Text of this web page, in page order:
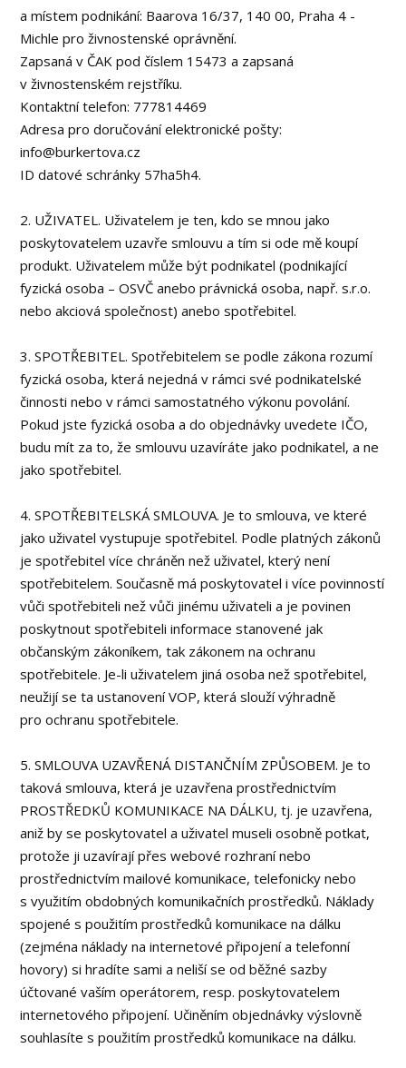
a místem podnikání: Baarova 16/37, 140 00, Praha 4 -
Michle pro živnostenské oprávnění.
Zapsaná v ČAK pod číslem 15473 a zapsaná
v živnostenském rejstříku.
Kontaktní telefon: 777814469
Adresa pro doručování elektronické pošty:
info@burkertova.cz
ID datové schránky 57ha5h4.
2. UŽIVATEL. Uživatelem je ten, kdo se mnou jako
poskytovatelem uzavře smlouvu a tím si ode mě koupí
produkt. Uživatelem může být podnikatel (podnikající
fyzická osoba – OSVČ anebo právnická osoba, např. s.r.o.
nebo akciová společnost) anebo spotřebitel.
3. SPOTŘEBITEL. Spotřebitelem se podle zákona rozumí
fyzická osoba, která nejedná v rámci své podnikatelské
činnosti nebo v rámci samostatného výkonu povolání.
Pokud jste fyzická osoba a do objednávky uvedete IČO,
budu mít za to, že smlouvu uzavíráte jako podnikatel, a ne
jako spotřebitel.
4. SPOTŘEBITELSKÁ SMLOUVA. Je to smlouva, ve které
jako uživatel vystupuje spotřebitel. Podle platných zákonů
je spotřebitel více chráněn než uživatel, který není
spotřebitelem. Současně má poskytovatel i více povinností
vůči spotřebiteli než vůči jinému uživateli a je povinen
poskytnout spotřebiteli informace stanovené jak
občanským zákoníkem, tak zákonem na ochranu
spotřebitele. Je-li uživatelem jiná osoba než spotřebitel,
neužijí se ta ustanovení VOP, která slouží výhradně
pro ochranu spotřebitele.
5. SMLOUVA UZAVŘENÁ DISTANČNÍM ZPŮSOBEM. Je to
taková smlouva, která je uzavřena prostřednictvím
PROSTŘEDKŮ KOMUNIKACE NA DÁLKU, tj. je uzavřena,
aniž by se poskytovatel a uživatel museli osobně potkat,
protože ji uzavírají přes webové rozhraní nebo
prostřednictvím mailové komunikace, telefonicky nebo
s využitím obdobných komunikačních prostředků. Náklady
spojené s použitím prostředků komunikace na dálku
(zejména náklady na internetové připojení a telefonní
hovory) si hradíte sami a neliší se od běžné sazby
účtované vaším operátorem, resp. poskytovatelem
internetového připojení. Učiněním objednávky výslovně
souhlasíte s použitím prostředků komunikace na dálku.